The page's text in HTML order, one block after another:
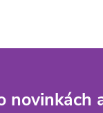
novinkách